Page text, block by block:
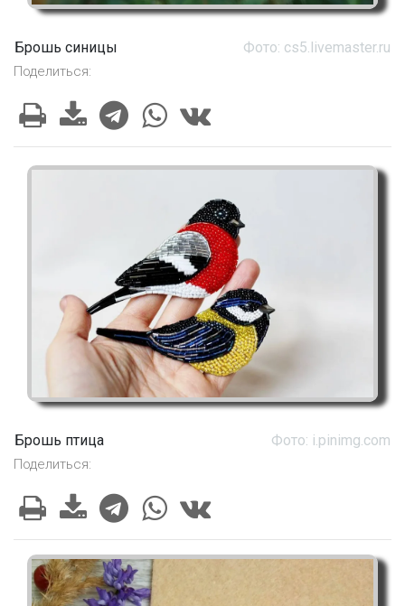
Брошь синицы Фото: cs5.livemaster.ru
Поделиться:
Брошь птица Фото: i.pinimg.com
Поделиться: